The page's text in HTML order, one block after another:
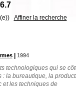
Affiner la recherche
| 1994
technologiques qui se
la bureautique, la
et les techniques de